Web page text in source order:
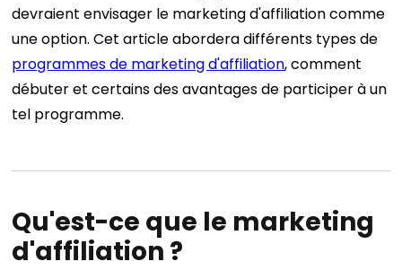
devraient envisager le marketing d'affiliation comme
une option. Cet article abordera différents types de
programmes de marketing d'affiliation, comment
débuter et certains des avantages de participer à un
tel programme.
Qu'est-ce que le marketing
d'affiliation ?